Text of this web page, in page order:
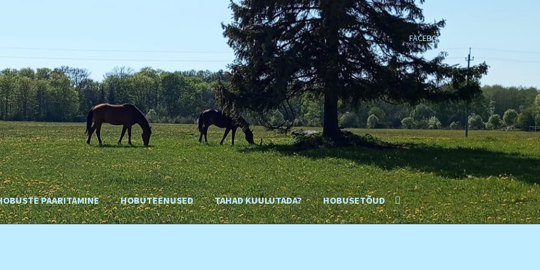
FACEBOOK
PAARITAMINE HOBUTEENUSED TAHAD KUULUTADA? HOBUSETÕUD